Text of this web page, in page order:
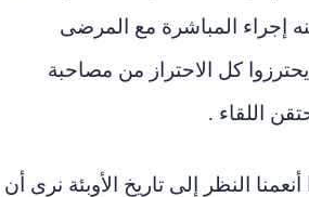
إجراء المباشرة مع المرضى
كل الاحتراز من مصاحبة
اللقاء .
النظر إلى تاريخ الأوبئة نرى أن